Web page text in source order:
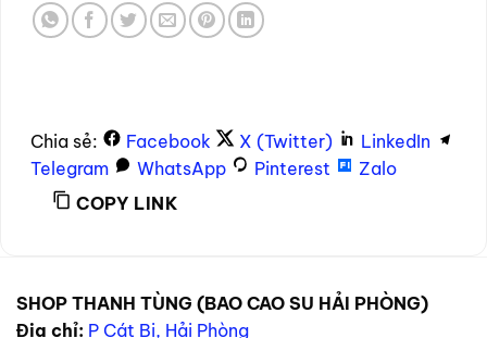
Chia sẻ: Facebook X (Twitter)
LinkedIn
Telegram
WhatsApp Pinterest
Zalo
COPY LINK
SHOP THANH TÙNG (BAO CAO SU HẢI PHÒNG)
Địa chỉ: P Cát Bi, Hải Phòng